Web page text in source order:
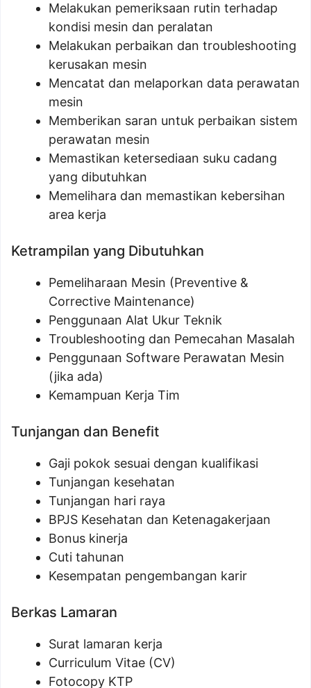
Melakukan pemeriksaan rutin terhadap
kondisi mesin dan peralatan
Melakukan perbaikan dan troubleshooting
kerusakan mesin
Mencatat dan melaporkan data perawatan
mesin
Memberikan saran untuk perbaikan sistem
perawatan mesin
Memastikan ketersediaan suku cadang
yang dibutuhkan
Memelihara dan memastikan kebersihan
area kerja
Ketrampilan yang Dibutuhkan
Pemeliharaan Mesin (Preventive &
Corrective Maintenance)
Penggunaan Alat Ukur Teknik
Troubleshooting dan Pemecahan Masalah
Penggunaan Software Perawatan Mesin
(jika ada)
Kemampuan Kerja Tim
Tunjangan dan Benefit
Gaji pokok sesuai dengan kualifikasi
Tunjangan kesehatan
Tunjangan hari raya
BPJS Kesehatan dan Ketenagakerjaan
Bonus kinerja
Cuti tahunan
Kesempatan pengembangan karir
Berkas Lamaran
Surat lamaran kerja
Curriculum Vitae (CV)
Fotocopy KTP